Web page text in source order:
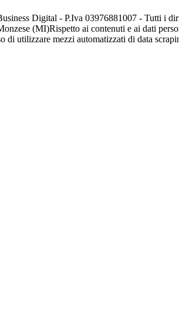
Digital - P.Iva 03976881007 - Tutti i
(MI)Rispetto ai contenuti e ai dati
di utilizzare mezzi automatizzati di data